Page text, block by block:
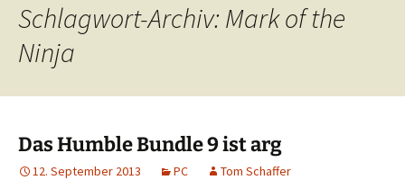
Schlagwort-Archiv: Mark of the
Ninja
Das Humble Bundle 9 ist arg
12. September 2013 PC Tom Schaffer